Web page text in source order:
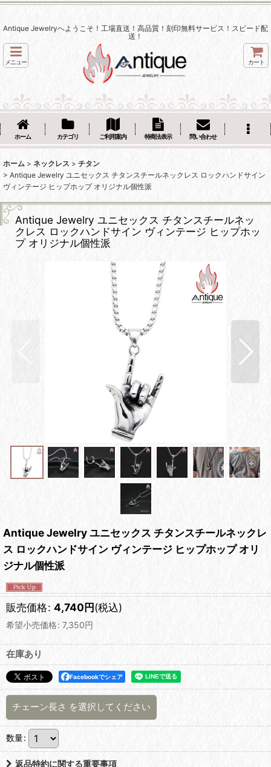
Antique Jewelryへようこそ！工場直送！高品質！刻印無料サービス！スピード配
送！
メニュー カート
ホーム カテゴリ ご利用案内 特商法表示 問い合わせ
ホーム > ネックレス > チタン
> Antique Jewelry ユニセックス チタンスチールネックレス ロックハンドサイン
ヴィンテージ ヒップホップ オリジナル個性派
Antique Jewelry ユニセックス チタンスチールネッ
クレス ロックハンドサイン ヴィンテージ ヒップホッ
プ オリジナル個性派
Antique Jewelry ユニセックス チタンスチールネックレ
ス ロックハンドサイン ヴィンテージ ヒップホップ オリ
ジナル個性派
販売価格: 4,740円(税込)
希望小売価格: 7,350円
在庫あり
Facebookでシェア
チェーン長さ を選択してください
数量:
返品特約に関する重要事項